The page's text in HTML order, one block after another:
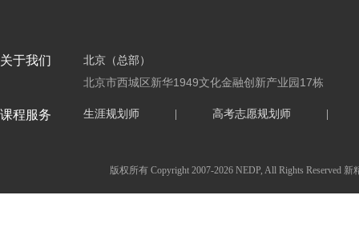
关于我们
北京（总部）
北京市西城区新华1949文化金融创新产业园17栋
课程服务 生涯规划师 | 高考志愿规划师 |
版权所有 Copyright 2007-2026 NEDP, All Rights